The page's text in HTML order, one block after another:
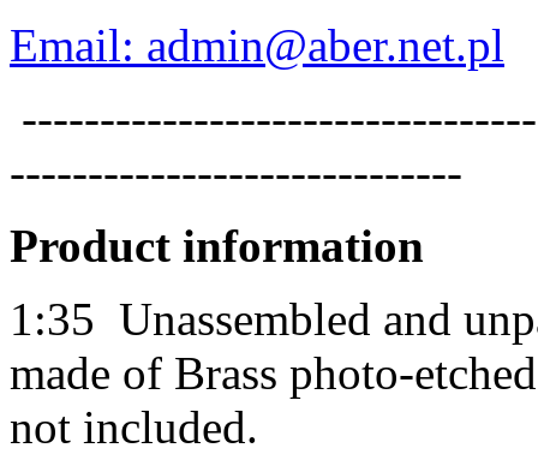
Email: admin@aber.net.pl
-----------------------------
Product information
1:35 Unassembled and
made of Brass photo-
not included.